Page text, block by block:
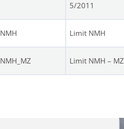
5/2011
NMH Limit NMH
NMH_MZ Limit NMH – MZ